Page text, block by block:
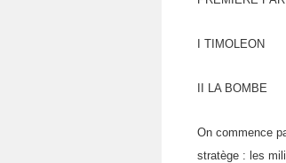
I TIMOLEON
II LA BOMBE
On commence
stratège : les